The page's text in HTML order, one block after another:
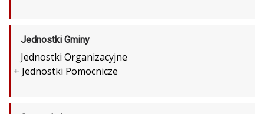
Jednostki Gminy
Jednostki Organizacyjne
+ Jednostki Pomocnicze